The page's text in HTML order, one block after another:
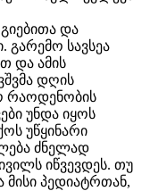
და
გარემო სავსეა
და ამის
დღის
რაოდენობის
უნდა იყოს
უწყინარი
ძნელად
იწვევდეს. თუ
მისი პედიატრთან,